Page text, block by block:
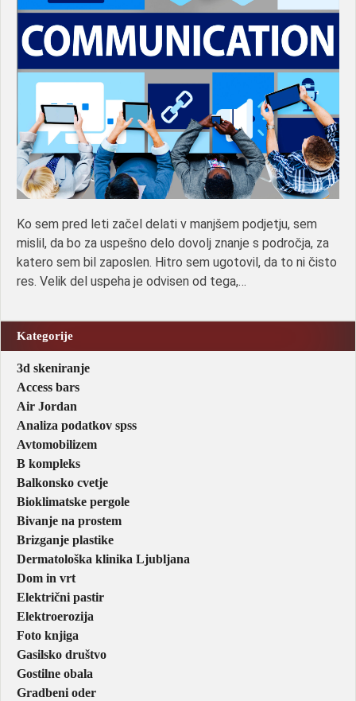
Ko sem pred leti začel delati v manjšem podjetju, sem
mislil, da bo za uspešno delo dovolj znanje s področja, za
katero sem bil zaposlen. Hitro sem ugotovil, da to ni čisto
res. Velik del uspeha je odvisen od tega,…
Kategorije
3d skeniranje
Access bars
Air Jordan
Analiza podatkov spss
Avtomobilizem
B kompleks
Balkonsko cvetje
Bioklimatske pergole
Bivanje na prostem
Brizganje plastike
Dermatološka klinika Ljubljana
Dom in vrt
Električni pastir
Elektroerozija
Foto knjiga
Gasilsko društvo
Gostilne obala
Gradbeni oder